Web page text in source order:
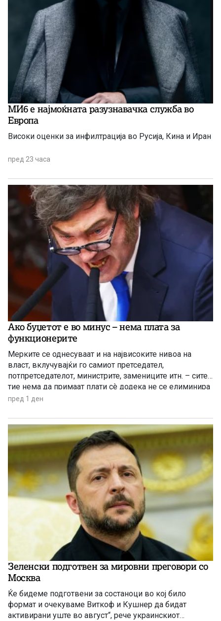
МИ6 е најмоќната разузнавачка служба во
Европа
Високи оценки за инфилтрација во Русија, Кина и Иран
пред 23 часа
Ако буџетот е во минус – нема плата за
функционерите
Мерките се однесуваат и на највисоките нивоа на
власт, вклучувајќи го самиот претседател,
потпретседателот, министрите, замениците итн. – сите
тие нема да примаат плати сè додека не се елиминира
буџетскиот дефицит
пред 1 ден
Зеленски подготвен за мировни преговори со
Москва
Ќе бидеме подготвени за состаноци во кој било
формат и очекуваме Виткоф и Кушнер да бидат
активирани уште во август“, рече украинскиот